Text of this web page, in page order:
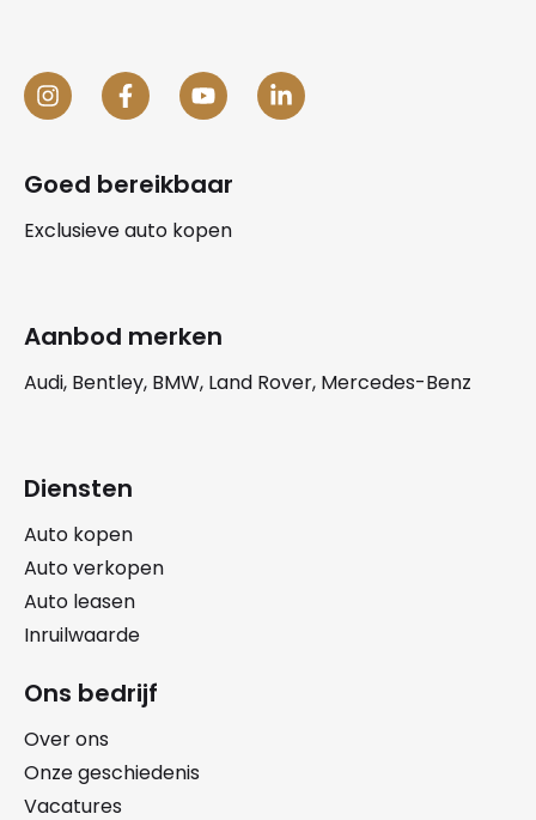
Goed bereikbaar
Exclusieve auto kopen
Aanbod merken
Audi, Bentley, BMW, Land Rover, Mercedes-Benz
Diensten
Auto kopen
Auto verkopen
Auto leasen
Inruilwaarde
Ons bedrijf
Over ons
Onze geschiedenis
Vacatures